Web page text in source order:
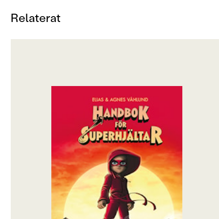
Relaterat
Lisa måste bo hos sin mormor i några månader
eftersom hennes mamma jobbar i en annan
stad. Problemet är bara att Lisa vantrivs något
fruktansvärt i sin nya skola. Killgänget retar
henne konstant för hennes utstående öron, och
varje kväll somnar Lisa med händerna tryckta
mot öronen, för att de förhoppningsvis ska
sluta stå ut så mycket.
En dag när Lisa, i vanlig ordning, blir jagad av
killgänget rymmer hon in på biblioteket. Där,